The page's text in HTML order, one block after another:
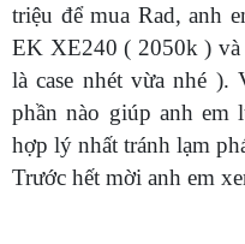
triệu để mua Rad, anh
EK XE240 ( 2050k )
là case nhét vừa nhé
phần nào giúp anh em
hợp lý nhất tránh lạm
Trước hết mời anh em